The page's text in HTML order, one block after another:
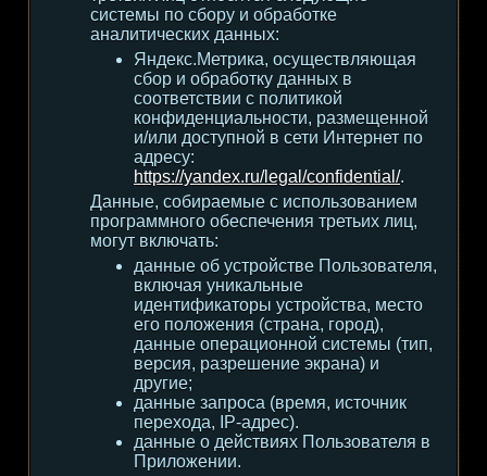
системы по сбору и обработке
аналитических данных:
Яндекс.Метрика, осуществляющая
сбор и обработку данных в
соответствии с политикой
конфиденциальности, размещенной
и/или доступной в сети Интернет по
адресу:
https://yandex.ru/legal/confidential/.
Данные, собираемые с использованием
программного обеспечения третьих лиц,
могут включать:
данные об устройстве Пользователя,
включая уникальные
идентификаторы устройства, место
его положения (страна, город),
данные операционной системы (тип,
версия, разрешение экрана) и
другие;
данные запроса (время, источник
перехода, IP-адрес).
данные о действиях Пользователя в
Приложении.